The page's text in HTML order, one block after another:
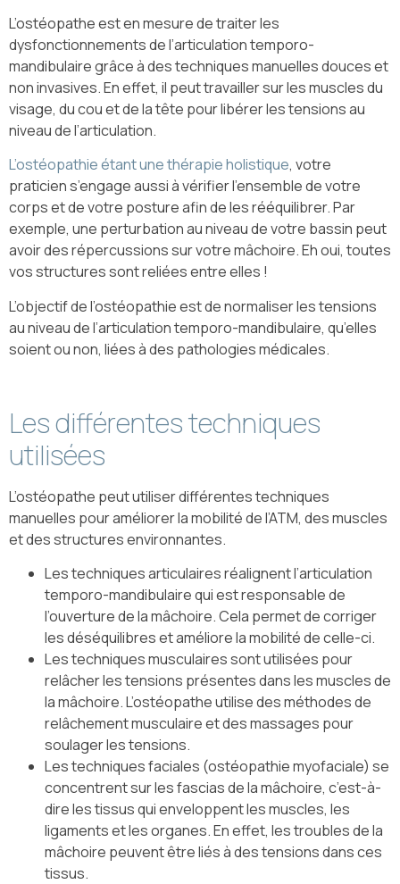
L’ostéopathe est en mesure de traiter les
dysfonctionnements de l’articulation temporo-
mandibulaire grâce à des techniques manuelles douces et
non invasives. En effet, il peut travailler sur les muscles du
visage, du cou et de la tête pour libérer les tensions au
niveau de l’articulation.
L’ostéopathie étant une thérapie holistique, votre
praticien s’engage aussi à vérifier l’ensemble de votre
corps et de votre posture afin de les rééquilibrer. Par
exemple, une perturbation au niveau de votre bassin peut
avoir des répercussions sur votre mâchoire. Eh oui, toutes
vos structures sont reliées entre elles !
L’objectif de l’ostéopathie est de normaliser les tensions
au niveau de l’articulation temporo-mandibulaire, qu’elles
soient ou non, liées à des pathologies médicales.
Les différentes techniques
utilisées
L’ostéopathe peut utiliser différentes techniques
manuelles pour améliorer la mobilité de l’ATM, des muscles
et des structures environnantes.
Les techniques articulaires réalignent l’articulation
temporo-mandibulaire qui est responsable de
l’ouverture de la mâchoire. Cela permet de corriger
les déséquilibres et améliore la mobilité de celle-ci.
Les techniques musculaires sont utilisées pour
relâcher les tensions présentes dans les muscles de
la mâchoire. L’ostéopathe utilise des méthodes de
relâchement musculaire et des massages pour
soulager les tensions.
Les techniques faciales (ostéopathie myofaciale) se
concentrent sur les fascias de la mâchoire, c’est-à-
dire les tissus qui enveloppent les muscles, les
ligaments et les organes. En effet, les troubles de la
mâchoire peuvent être liés à des tensions dans ces
tissus.